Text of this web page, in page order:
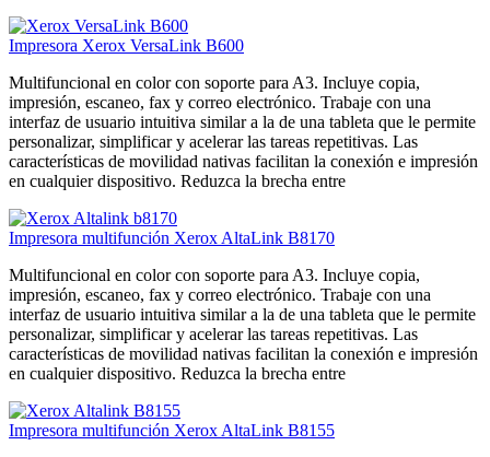
Impresora Xerox VersaLink B600
Multifuncional en color con soporte para A3. Incluye copia,
impresión, escaneo, fax y correo electrónico. Trabaje con una
interfaz de usuario intuitiva similar a la de una tableta que le permite
personalizar, simplificar y acelerar las tareas repetitivas. Las
características de movilidad nativas facilitan la conexión e impresión
en cualquier dispositivo. Reduzca la brecha entre
Impresora multifunción Xerox AltaLink B8170
Multifuncional en color con soporte para A3. Incluye copia,
impresión, escaneo, fax y correo electrónico. Trabaje con una
interfaz de usuario intuitiva similar a la de una tableta que le permite
personalizar, simplificar y acelerar las tareas repetitivas. Las
características de movilidad nativas facilitan la conexión e impresión
en cualquier dispositivo. Reduzca la brecha entre
Impresora multifunción Xerox AltaLink B8155